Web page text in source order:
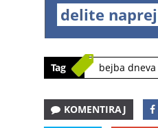
delite naprej
Tag bejba dneva
KOMENTIRAJ